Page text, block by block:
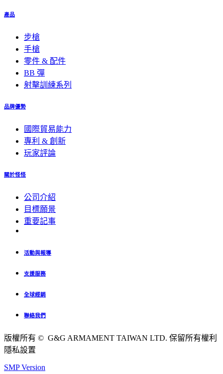
產品
步槍
手槍
零件 & 配件
BB 彈
射擊訓練系列
品牌優勢
國際貿易能力
專利 & 創新
玩家評論
關於怪怪
公司介紹
目標願景
重要記事
活動與報導
支援服務
全球經銷
聯絡我們
版權所有 © G&G ARMAMENT TAIWAN LTD. 保留所有權利
隱私設置
SMP Version